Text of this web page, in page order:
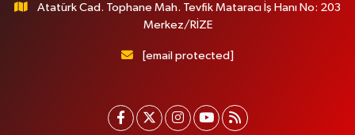
Atatürk Cad. Tophane Mah. Tevfik Mataracı İş Hanı No: 203
Merkez/RİZE
[email protected]